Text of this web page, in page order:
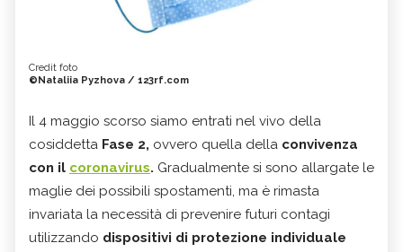
Credit foto
©Nataliia Pyzhova / 123rf.com
Il 4 maggio scorso siamo entrati nel vivo della
cosiddetta Fase 2, ovvero quella della convivenza
con il coronavirus. Gradualmente si sono allargate le
maglie dei possibili spostamenti, ma è rimasta
invariata la necessità di prevenire futuri contagi
utilizzando dispositivi di protezione individuale